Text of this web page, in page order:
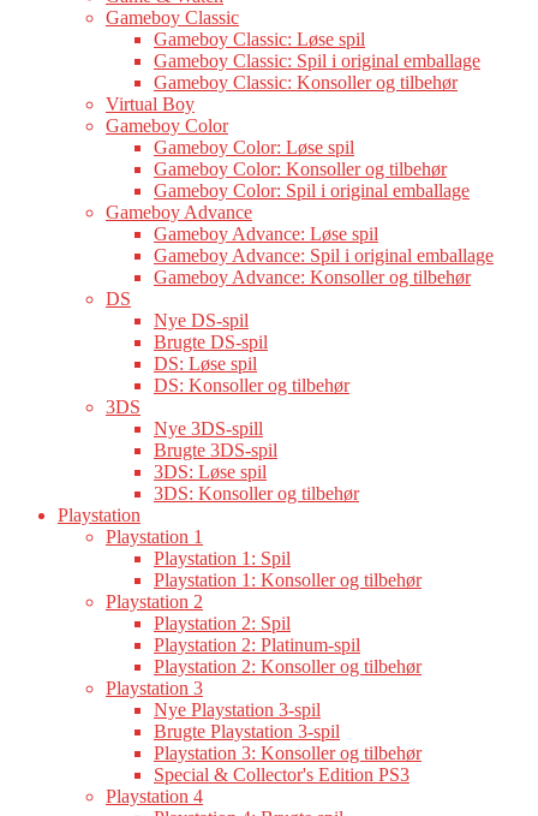
Gameboy Classic
Gameboy Classic: Løse spil
Gameboy Classic: Spil i original emballage
Gameboy Classic: Konsoller og tilbehør
Virtual Boy
Gameboy Color
Gameboy Color: Løse spil
Gameboy Color: Konsoller og tilbehør
Gameboy Color: Spil i original emballage
Gameboy Advance
Gameboy Advance: Løse spil
Gameboy Advance: Spil i original emballage
Gameboy Advance: Konsoller og tilbehør
DS
Nye DS-spil
Brugte DS-spil
DS: Løse spil
DS: Konsoller og tilbehør
3DS
Nye 3DS-spill
Brugte 3DS-spil
3DS: Løse spil
3DS: Konsoller og tilbehør
Playstation
Playstation 1
Playstation 1: Spil
Playstation 1: Konsoller og tilbehør
Playstation 2
Playstation 2: Spil
Playstation 2: Platinum-spil
Playstation 2: Konsoller og tilbehør
Playstation 3
Nye Playstation 3-spil
Brugte Playstation 3-spil
Playstation 3: Konsoller og tilbehør
Special & Collector's Edition PS3
Playstation 4